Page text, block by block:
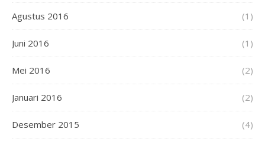
Agustus 2016 (1)
Juni 2016 (1)
Mei 2016 (2)
Januari 2016 (2)
Desember 2015 (4)